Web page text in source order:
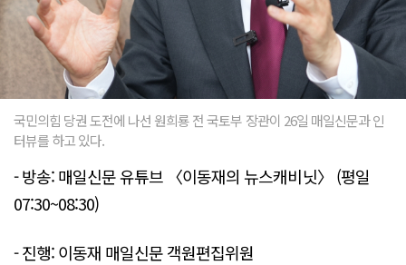
국민의힘 당권 도전에 나선 원희룡 전 국토부 장관이 26일 매일신문과 인
터뷰를 하고 있다.
- 방송: 매일신문 유튜브 〈이동재의 뉴스캐비닛〉 (평일
07:30~08:30)
- 진행: 이동재 매일신문 객원편집위원